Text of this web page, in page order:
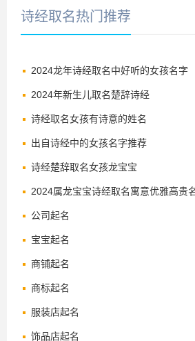
诗经取名热门推荐
2024龙年诗经取名中好听的女孩名字
2024年新生儿取名楚辞诗经
诗经取名女孩有诗意的姓名
出自诗经中的女孩名字推荐
诗经楚辞取名女孩龙宝宝
2024属龙宝宝诗经取名寓意优雅高贵
公司起名
宝宝起名
商铺起名
商标起名
服装店起名
饰品店起名